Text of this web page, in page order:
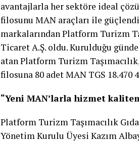
avantajlarla her sektöre ideal
filosunu MAN araçları ile
markalarından Platform Turizm
Ticaret A.Ş. oldu. Kurulduğu
atan Platform Turizm
filosuna 80 adet MAN TGS 18.470
“Yeni MAN’larla hizmet
Platform Turizm Taşımacılık
Yönetim Kurulu Üyesi Kazım